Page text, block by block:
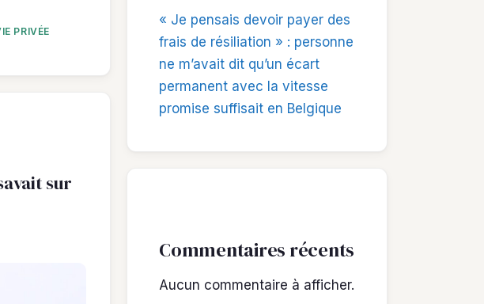
PRIVÉE
sur
« Je pensais devoir payer des
frais de résiliation » : personne
ne m’avait dit qu’un écart
permanent avec la vitesse
promise suffisait en Belgique
Commentaires récents
Aucun commentaire à afficher.